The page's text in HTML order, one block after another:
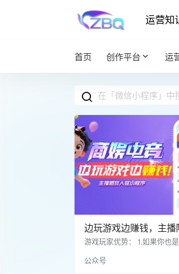
运营知
首页 创作平台 运
边玩游戏边赚钱，主播
平台！
游戏玩家优势： 1.如果你也
的一个优势或者特长都是可
公众号